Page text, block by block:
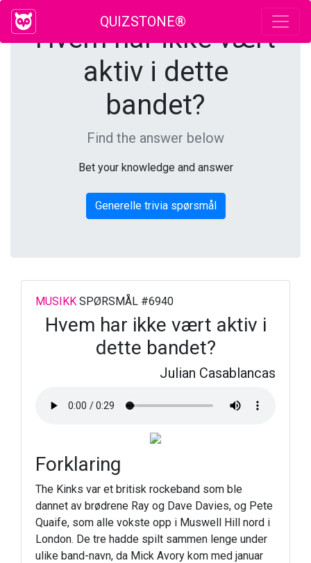
QUIZSTONE®
Hvem har ikke vært
aktiv i dette
bandet?
Find the answer below
Bet your knowledge and answer
Generelle trivia spørsmål
MUSIKK SPØRSMÅL #6940
Hvem har ikke vært aktiv i
dette bandet?
Julian Casablancas
Forklaring
The Kinks var et britisk rockeband som ble
dannet av brødrene Ray og Dave Davies, og Pete
Quaife, som alle vokste opp i Muswell Hill nord i
London. De tre hadde spilt sammen lenge under
ulike band-navn, da Mick Avory kom med januar